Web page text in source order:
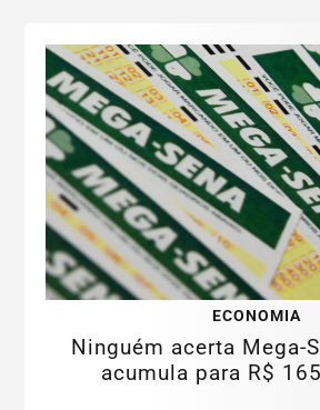
ECONOMIA
Ninguém acerta Mega-
acumula para R$